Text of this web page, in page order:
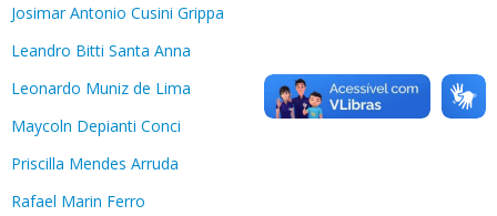
Josimar Antonio Cusini Grippa
Leandro Bitti Santa Anna
Leonardo Muniz de Lima
Maycoln Depianti Conci
Priscilla Mendes Arruda
Rafael Marin Ferro